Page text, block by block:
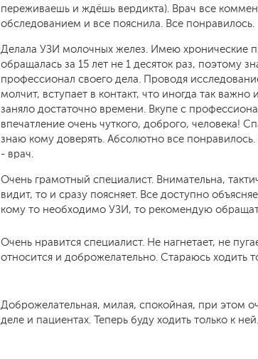
переживаешь и ждёшь вердикта). Врач все
обследованием и все пояснила. Все понравилось.
Делала УЗИ молочных желез. Имею хронические
обращалась за 15 лет не 1 десяток раз, поэтому
профессионал своего дела. Проводя
молчит, вступает в контакт, что иногда так
заняло достаточно времени. Вкупе с
впечатление очень чуткого, доброго, человека!
знаю кому доверять. Абсолютно все
- врач.
Очень грамотный специалист. Внимательна,
видит, то и сразу поясняет. Все доступно
кому то необходимо УЗИ, то рекомендую
Очень нравится специалист. Не нагнетает, не
относится и доброжелательно. Стараюсь ходить
Доброжелательная, милая, спокойная, при этом
деле и пациентах. Теперь буду ходить только к ней.